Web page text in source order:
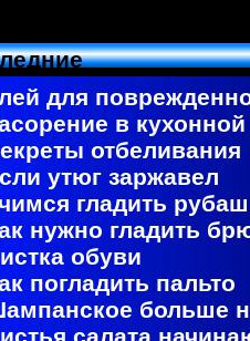
для
в
отбеливания
утюг заржавел
гладить
нужно гладить
обуви
погладить пальто
больше